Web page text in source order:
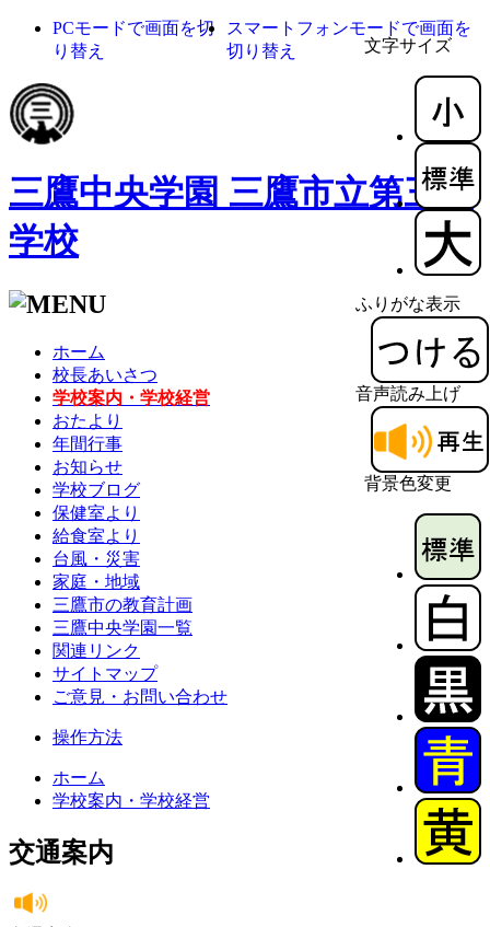
文字サイズ
ふりがな表示
音声読み上げ
背景色変更
PCモードで画面を切
り替え
スマートフォンモードで画面を
切り替え
三鷹中央学園 三鷹市立第三小
学校
ホーム
校長あいさつ
学校案内・学校経営
おたより
年間行事
お知らせ
学校ブログ
保健室より
給食室より
台風・災害
家庭・地域
三鷹市の教育計画
三鷹中央学園一覧
関連リンク
サイトマップ
ご意見・お問い合わせ
操作方法
ホーム
学校案内・学校経営
交通案内